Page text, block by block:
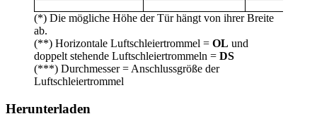
(*) Die mögliche Höhe der Tür hängt von ihrer Breite
ab.
(**) Horizontale Luftschleiertrommel = OL und
doppelt stehende Luftschleiertrommeln = DS
(***) Durchmesser = Anschlussgröße der
Luftschleiertrommel
Herunterladen